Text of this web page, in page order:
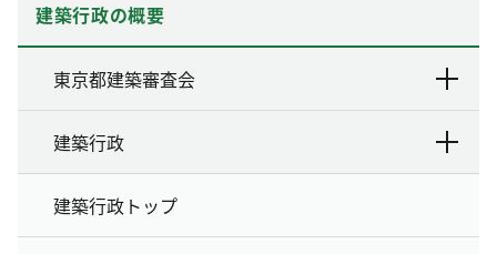
建築行政の概要
東京都建築審査会
建築行政
建築行政トップ